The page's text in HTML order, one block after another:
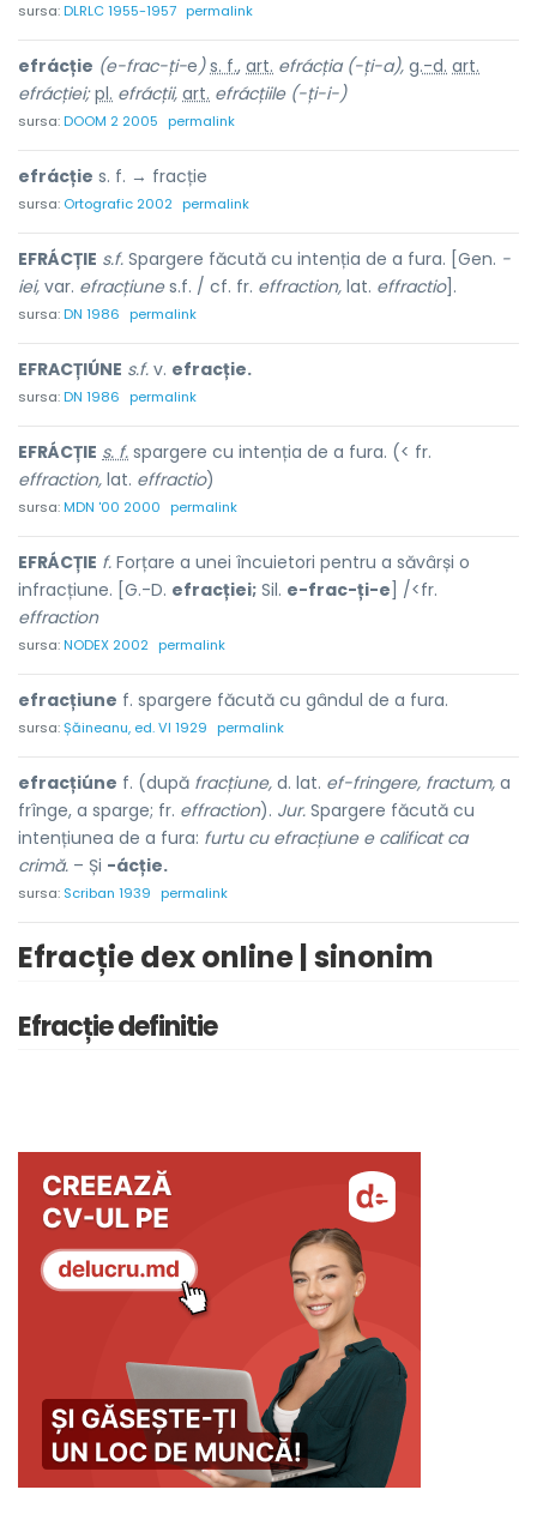
sursa:DLRLC 1955-1957 permalink
efrácție (e-frac-ți-e) s. f., art. efrácția (-ți-a), g.-d. art.
efrácției; pl. efrácții, art. efrácțiile (-ți-i-)
sursa:DOOM 2 2005 permalink
efrácție s. f. → fracție
sursa: Ortografic 2002 permalink
EFRÁCȚIE s.f. Spargere făcută cu intenția de a fura. [Gen. -
iei, var. efracțiunes.f. / cf. fr. effraction, lat. effractio].
sursa:DN 1986 permalink
EFRACȚIÚNE s.f. v. efracție.
sursa:DN 1986 permalink
EFRÁCȚIE s. f. spargere cu intenția de a fura. (< fr.
effraction, lat. effractio)
sursa:MDN '00 2000 permalink
EFRÁCȚIE f. Forțare a unei încuietori pentru a săvârși o
infracțiune. [G.-D. efracției; Sil. e-frac-ți-e ] /<fr.
effraction
sursa:NODEX 2002 permalink
efracțiune f. spargere făcută cu gândul de a fura.
sursa:Șăineanu, ed. VI 1929 permalink
efracțiúne f. (după fracțiune, d. lat. ef-fringere, fractum, a
frînge, a sparge; fr. effraction). Jur. Spargere făcută cu
intențiunea de a fura: furtu cu efracțiune e calificat ca
crimă. – Și -ácție.
sursa: Scriban 1939 permalink
Efracție dex online | sinonim
Efracție definitie